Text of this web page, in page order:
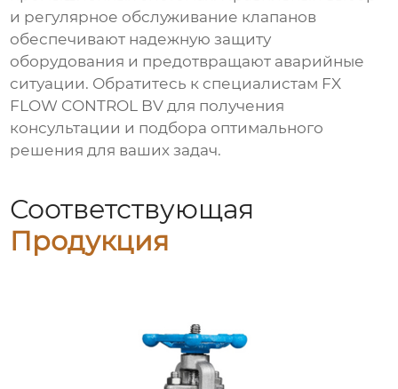
и регулярное обслуживание клапанов
обеспечивают надежную защиту
оборудования и предотвращают аварийные
ситуации. Обратитесь к специалистам FX
FLOW CONTROL BV для получения
консультации и подбора оптимального
решения для ваших задач.
Соответствующая
Продукция